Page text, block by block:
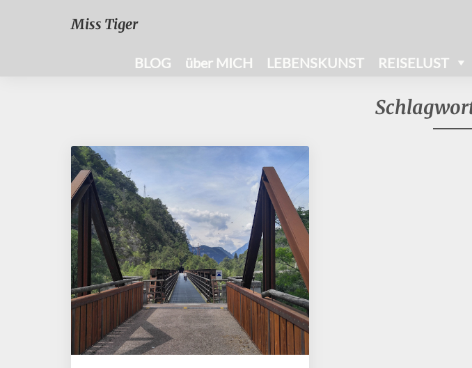
Miss Tiger
BLOG über MICH LEBENSKUNST REISELUST